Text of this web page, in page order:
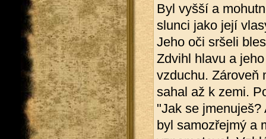
Byl vyšší a
slunci jako její
Jeho oči sršeli
Zdvihl hlavu a
vzduchu. Zároveň
sahal až k zemi.
"Jak se
byl samozřejmý a